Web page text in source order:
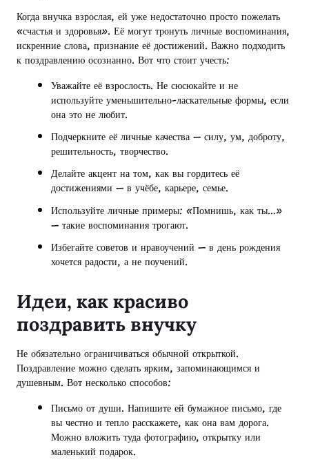
Когда внучка взрослая, ей уже недостаточно просто пожелать
«счастья и здоровья». Её могут тронуть личные воспоминания,
искренние слова, признание её достижений. Важно подходить
к поздравлению осознанно. Вот что стоит учесть:
Уважайте её взрослость. Не сюсюкайте и не
используйте уменьшительно-ласкательные формы, если
она это не любит.
Подчеркните её личные качества — силу, ум, доброту,
решительность, творчество.
Делайте акцент на том, как вы гордитесь её
достижениями — в учёбе, карьере, семье.
Используйте личные примеры: «Помнишь, как ты…»
— такие воспоминания трогают.
Избегайте советов и нравоучений — в день рождения
хочется радости, а не поучений.
Идеи, как красиво
поздравить внучку
Не обязательно ограничиваться обычной открыткой.
Поздравление можно сделать ярким, запоминающимся и
душевным. Вот несколько способов:
Письмо от души. Напишите ей бумажное письмо, где
вы честно и тепло расскажете, как она вам дорога.
Можно вложить туда фотографию, открытку или
маленький подарок.